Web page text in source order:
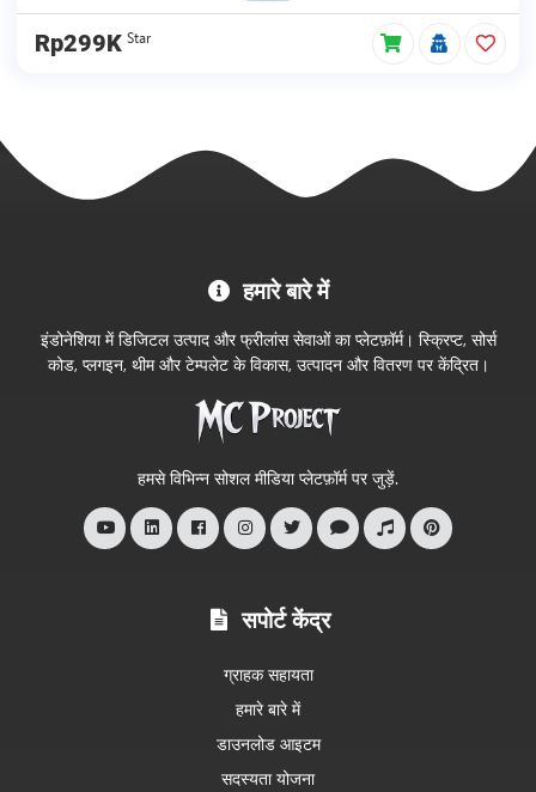
Rp299K Star
आधिकारिक
हमारे बारे में
इंडोनेशिया में डिजिटल उत्पाद और फ्रीलांस सेवाओं का प्लेटफ़ॉर्म। स्क्रिप्ट, सोर्स
कोड, प्लगइन, थीम और टेम्पलेट के विकास, उत्पादन और वितरण पर केंद्रित।
हमसे विभिन्न सोशल मीडिया प्लेटफ़ॉर्म पर जुड़ें.
सपोर्ट केंद्र
ग्राहक सहायता
हमारे बारे में
डाउनलोड आइटम
सदस्यता योजना